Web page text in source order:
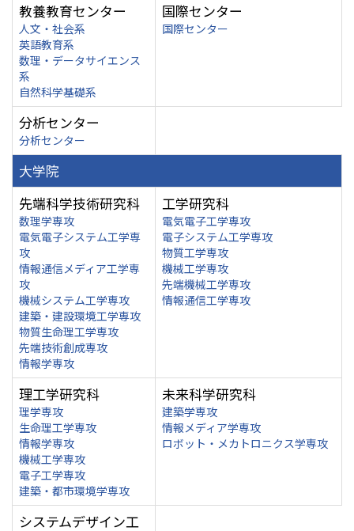
教養教育センター
人文・社会系
英語教育系
数理・データサイエンス
系
自然科学基礎系
国際センター
国際センター
分析センター
分析センター
大学院
先端科学技術研究科
数理学専攻
電気電子システム工学専
攻
情報通信メディア工学専
攻
機械システム工学専攻
建築・建設環境工学専攻
物質生命理工学専攻
先端技術創成専攻
情報学専攻
工学研究科
電気電子工学専攻
電子システム工学専攻
物質工学専攻
機械工学専攻
先端機械工学専攻
情報通信工学専攻
理工学研究科
理学専攻
生命理工学専攻
情報学専攻
機械工学専攻
電子工学専攻
建築・都市環境学専攻
未来科学研究科
建築学専攻
情報メディア学専攻
ロボット・メカトロニクス学専攻
システムデザイン工